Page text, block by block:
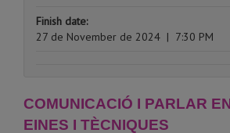
Finish date:
27 de November de 2024 | 7:30 PM
COMUNICACIÓ I PARLAR
EINES I TÈCNIQUES